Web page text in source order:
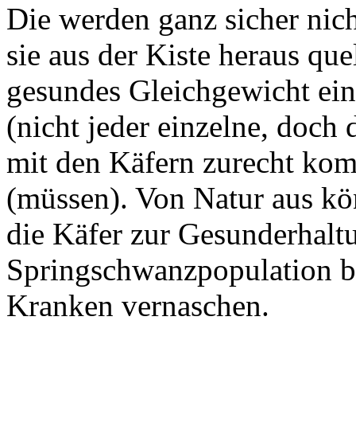
Die werden ganz sicher
sie aus der Kiste heraus
gesundes Gleichgewicht
(nicht jeder einzelne, doch
mit den Käfern zurecht
(müssen). Von Natur aus
die Käfer zur
Springschwanzpopulation
Kranken vernaschen.